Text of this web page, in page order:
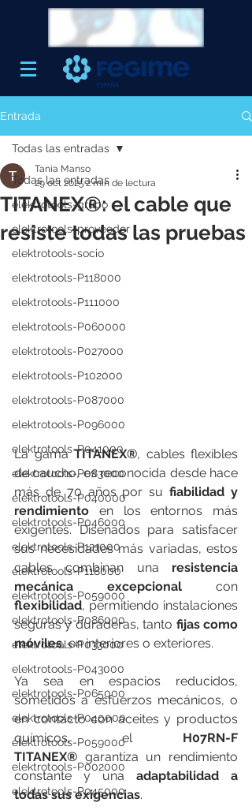
Entrada
Todas las entradas
elektrotools-grupo
elektrotools-proveedor
elektrotools-socio
elektrotools-P118000
elektrotools-P111000
elektrotools-P060000
elektrotools-P027000
elektrotools-P102000
elektrotools-P087000
elektrotools-P096000
elektrotools-P041000
elektrotools-P083000
elektrotools-P040000
elektrotools-P046000
elektrotools-P121000
elektrotools-P118000
elektrotools-P059000
elektrotools-P086000
elektrotools-P033000
elektrotools-P043000
elektrotools-P065000
elektrotools-P040000
elektrotools-P059000
elektrotools-P002000
elektrotools-P045000
Todas las entradas
TITANEX®: el cable que
resiste todas las pruebas
Tania Manso
29 oct 2025 2 min de lectura
La gama TITANEX®, cables flexibles
de caucho, es reconocida desde hace
más de 70 años por su fiabilidad y
rendimiento en los entornos más
exigentes. Diseñados para satisfacer
sus necesidades más variadas, estos
cables combinan una resistencia
mecánica excepcional
flexibilidad, permitiendo instalaciones
seguras y duraderas, tanto fijas como
móviles, en interiores o exteriores.
Ya sea en espacios reducidos,
sometidos a esfuerzos mecánicos, o
en contacto con aceites y productos
químicos, el H07RN-F
TITANEX® garantiza un rendimiento
constante y una adaptabilidad a
todas sus exigencias.